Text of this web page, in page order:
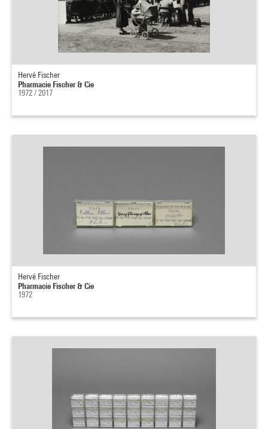
Hervé Fischer
Pharmacie Fischer & Cie
1972 / 2017
Hervé Fischer
Pharmacie Fischer & Cie
1972